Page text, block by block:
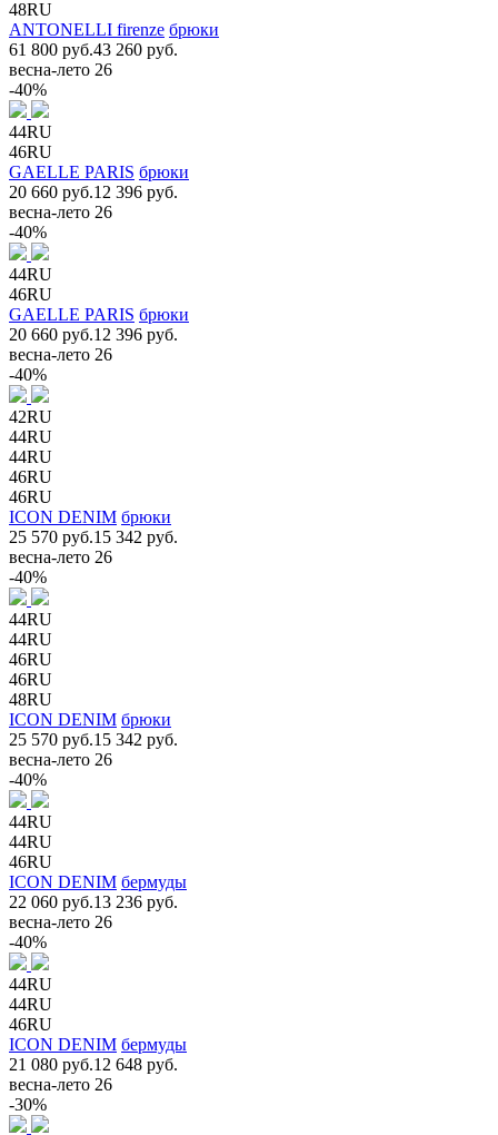
48RU
ANTONELLI firenze брюки
61 800 руб.43 260 руб.
весна-лето 26
-40%
44RU
46RU
GAELLE PARIS брюки
20 660 руб.12 396 руб.
весна-лето 26
-40%
44RU
46RU
GAELLE PARIS брюки
20 660 руб.12 396 руб.
весна-лето 26
-40%
42RU
44RU
44RU
46RU
46RU
ICON DENIM брюки
25 570 руб.15 342 руб.
весна-лето 26
-40%
44RU
44RU
46RU
46RU
48RU
ICON DENIM брюки
25 570 руб.15 342 руб.
весна-лето 26
-40%
44RU
44RU
46RU
ICON DENIM бермуды
22 060 руб.13 236 руб.
весна-лето 26
-40%
44RU
44RU
46RU
ICON DENIM бермуды
21 080 руб.12 648 руб.
весна-лето 26
-30%